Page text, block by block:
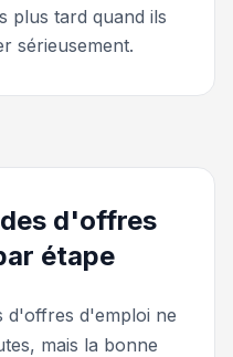
plus tard quand ils
sérieusement.
d'offres
étape
d'offres d'emploi ne
mais la bonne